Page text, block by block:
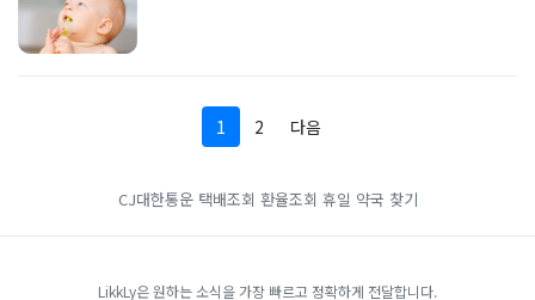
1 2 다음
CJ대한통운 택배조회 환율조회 휴일 약국 찾기
LikkLy은 원하는 소식을 가장 빠르고 정확하게 전달합니다.